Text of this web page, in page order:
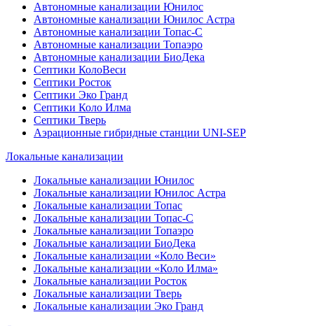
Автономные канализации Юнилос
Автономные канализации Юнилос Астра
Автономные канализации Топас-С
Автономные канализации Топаэро
Автономные канализации БиоДека
Септики КолоВеси
Септики Росток
Септики Эко Гранд
Септики Коло Илма
Септики Тверь
Аэрационные гибридные станции UNI-SEP
Локальные канализации
Локальные канализации Юнилос
Локальные канализации Юнилос Астра
Локальные канализации Топас
Локальные канализации Топас-С
Локальные канализации Топаэро
Локальные канализации БиоДека
Локальные канализации «Коло Веси»
Локальные канализации «Коло Илма»
Локальные канализации Росток
Локальные канализации Тверь
Локальные канализации Эко Гранд